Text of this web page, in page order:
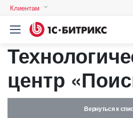
Клиентам
Логин
Пароль
центр
Вернуться к